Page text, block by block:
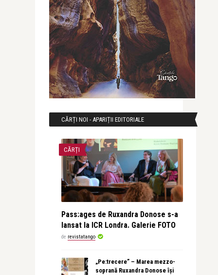
CĂRȚI NOI - APARIȚII EDITORIALE
CĂRȚI
Pass:ages de Ruxandra Donose s-a
lansat la ICR Londra. Galerie FOTO
de revistatango
„Pe:trecere” – Marea mezzo-
soprană Ruxandra Donose își